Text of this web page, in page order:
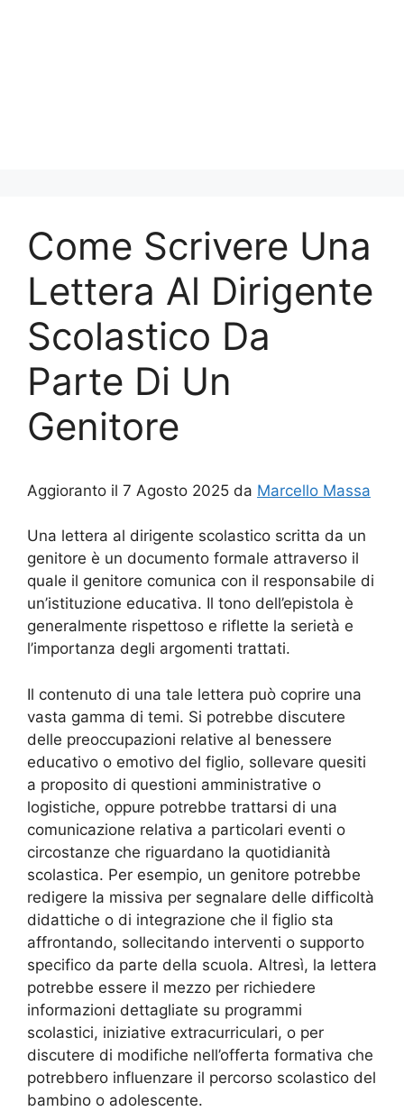
Come Scrivere Una
Lettera Al Dirigente
Scolastico Da
Parte Di Un
Genitore
Aggioranto il 7 Agosto 2025 da Marcello Massa
Una lettera al dirigente scolastico scritta da un
genitore è un documento formale attraverso il
quale il genitore comunica con il responsabile di
un’istituzione educativa. Il tono dell’epistola è
generalmente rispettoso e riflette la serietà e
l’importanza degli argomenti trattati.
Il contenuto di una tale lettera può coprire una
vasta gamma di temi. Si potrebbe discutere
delle preoccupazioni relative al benessere
educativo o emotivo del figlio, sollevare quesiti
a proposito di questioni amministrative o
logistiche, oppure potrebbe trattarsi di una
comunicazione relativa a particolari eventi o
circostanze che riguardano la quotidianità
scolastica. Per esempio, un genitore potrebbe
redigere la missiva per segnalare delle difficoltà
didattiche o di integrazione che il figlio sta
affrontando, sollecitando interventi o supporto
specifico da parte della scuola. Altresì, la lettera
potrebbe essere il mezzo per richiedere
informazioni dettagliate su programmi
scolastici, iniziative extracurriculari, o per
discutere di modifiche nell’offerta formativa che
potrebbero influenzare il percorso scolastico del
bambino o adolescente.